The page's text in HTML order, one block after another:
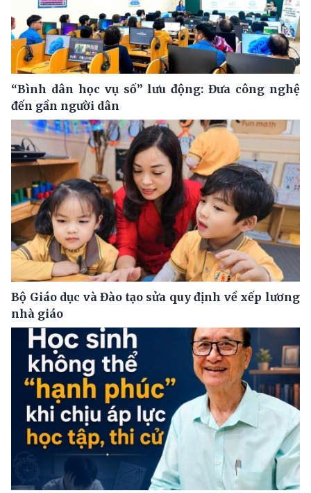
“Bình dân học vụ số” lưu động: Đưa công nghệ
đến gần người dân
Bộ Giáo dục và Đào tạo sửa quy định về xếp lương
nhà giáo